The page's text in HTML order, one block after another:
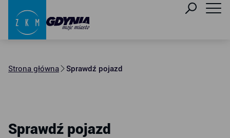
Strona główna Sprawdź pojazd
Sprawdź pojazd